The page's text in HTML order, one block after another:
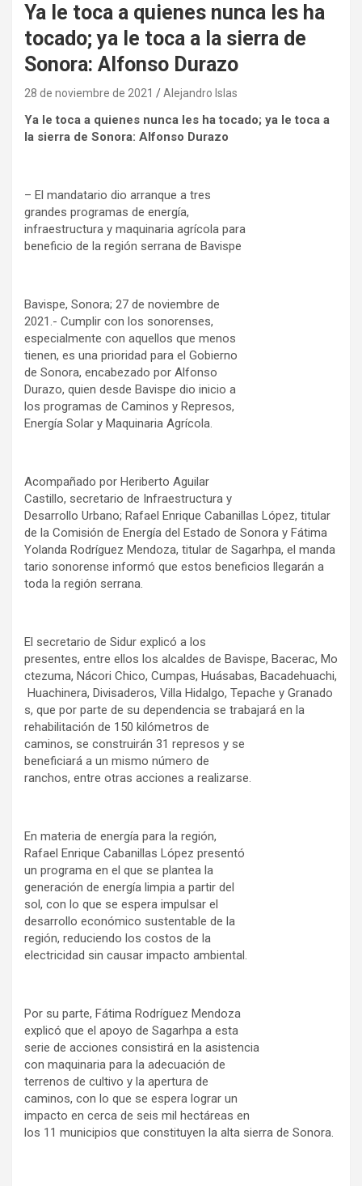
Ya le toca a quienes nunca les ha
tocado; ya le toca a la sierra de
Sonora: Alfonso Durazo
28 de noviembre de 2021 Alejandro Islas
Ya le toca a quienes nunca les ha tocado; ya le toca a
la sierra de Sonora: Alfonso Durazo
– El mandatario dio arranque a tres
grandes programas de energía,
infraestructura y maquinaria agrícola para
beneficio de la región serrana de Bavispe
Bavispe, Sonora; 27 de noviembre de
2021.- Cumplir con los sonorenses,
especialmente con aquellos que menos
tienen, es una prioridad para el Gobierno
de Sonora, encabezado por Alfonso
Durazo, quien desde Bavispe dio inicio a
los programas de Caminos y Represos,
Energía Solar y Maquinaria Agrícola.
Acompañado por Heriberto Aguilar
Castillo, secretario de Infraestructura y
Desarrollo Urbano; Rafael Enrique Cabanillas López, titular
de la Comisión de Energía del Estado de Sonora y Fátima
Yolanda Rodríguez Mendoza, titular de Sagarhpa, el manda
tario sonorense informó que estos beneficios llegarán a
toda la región serrana.
El secretario de Sidur explicó a los
presentes, entre ellos los alcaldes de Bavispe, Bacerac, Mo
ctezuma, Nácori Chico, Cumpas, Huásabas, Bacadehuachi,
Huachinera, Divisaderos, Villa Hidalgo, Tepache y Granado
s, que por parte de su dependencia se trabajará en la
rehabilitación de 150 kilómetros de
caminos, se construirán 31 represos y se
beneficiará a un mismo número de
ranchos, entre otras acciones a realizarse.
En materia de energía para la región,
Rafael Enrique Cabanillas López presentó
un programa en el que se plantea la
generación de energía limpia a partir del
sol, con lo que se espera impulsar el
desarrollo económico sustentable de la
región, reduciendo los costos de la
electricidad sin causar impacto ambiental.
Por su parte, Fátima Rodríguez Mendoza
explicó que el apoyo de Sagarhpa a esta
serie de acciones consistirá en la asistencia
con maquinaria para la adecuación de
terrenos de cultivo y la apertura de
caminos, con lo que se espera lograr un
impacto en cerca de seis mil hectáreas en
los 11 municipios que constituyen la alta sierra de Sonora.